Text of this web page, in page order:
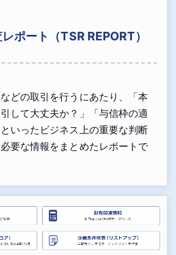
ポート（TSR REPORT）
どの取引を行うにあたり、「本
して大丈夫か？」「与信枠の適
いったビジネス上の重要な判断
要な情報をまとめたレポートで